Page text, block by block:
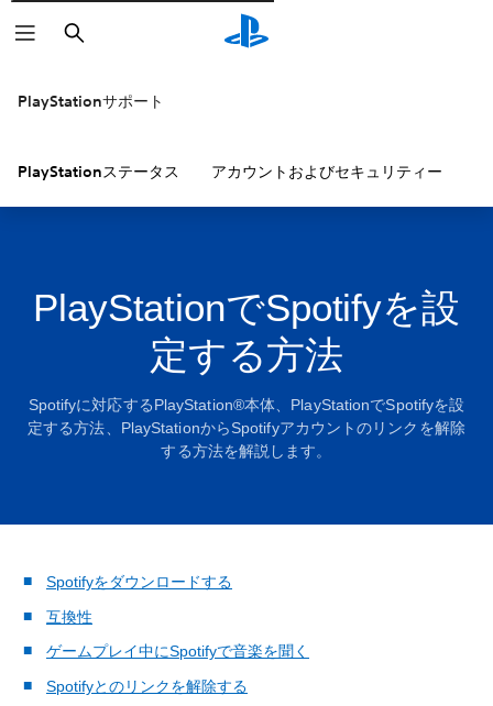
検
索
PlayStationサポート
PlayStationステータス アカウントおよびセキュリティー
PlayStationでSpotifyを設
定する方法
Spotifyに対応するPlayStation®本体、PlayStationでSpotifyを設
定する方法、PlayStationからSpotifyアカウントのリンクを解除
する方法を解説します。
Spotifyをダウンロードする
互換性
ゲームプレイ中にSpotifyで音楽を聞く
Spotifyとのリンクを解除する